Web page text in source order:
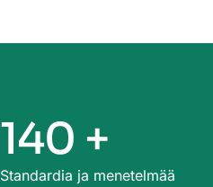
140 +
Standardia ja menetelmää